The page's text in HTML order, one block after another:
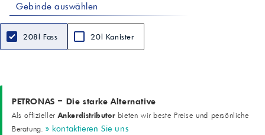
Anwendungen
Ölspülung großer Maschinen; Getriebe in Werkzeugmaschinen;
Hydrauliksysteme; Spindelkästen
Gebinde auswählen
208l Fass 20l Kanister
PETRONAS – Die starke Alternative
Als offiziellerAnkerdistributorbieten wir beste Preise und persönliche
Beratung. » kontaktieren Sie uns